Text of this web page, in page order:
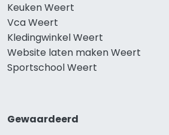
Keuken Weert
Vca Weert
Kledingwinkel Weert
Website laten maken Weert
Sportschool Weert
Gewaardeerd